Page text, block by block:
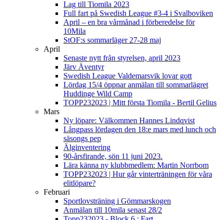
Lag till Tiomila 2023
Full fart på Swedish League #3-4 i Svalboviken
April – en bra vårmånad i förberedelse för
10Mila
StOF:s sommarläger 27-28 maj
April
Senaste nytt från styrelsen, april 2023
Järv Äventyr
Swedish League Valdemarsvik lovar gott
Lördag 15/4 öppnar anmälan till sommarlägret
Huddinge Wild Camp
TOPP232023 | Mitt första Tiomila - Bertil Gelius
Mars
Ny löpare: Välkommen Hannes Lindqvist
Långpass lördagen den 18:e mars med lunch och
säsongs pep
Älginventering
90-årsfirande, sön 11 juni 2023.
Lära känna ny klubbmedlem: Martin Norrbom
TOPP232023 | Hur går vinterträningen för våra
elitlöpare?
Februari
Sportlovsträning i Gömmarskogen
Anmälan till 10mila senast 28/2